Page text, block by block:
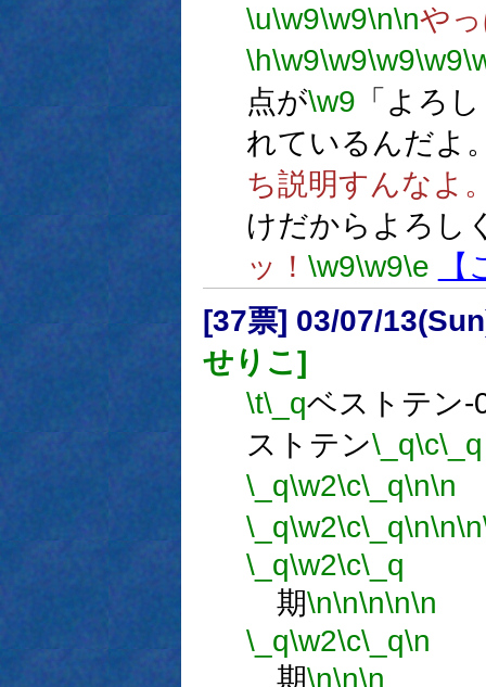
\u\w9\w9\n\nや
\h\w9\w9\w9\w9
点が\w9 「よろ
れているんだよ
ち説明すんなよ
けだからよろし
ッ！ \w9\w9\e
[37票] 03/07/
せりこ]
\t\_qベストテン-
ストテン\_q\c\_q
\_q\w2\c\_q\n\n
\_q\w2\c\_q\n\n\n
\_q\w2\c\_q
期\n\n\n\n\n
\_q\w2\c\_q\n
期\n\n\n